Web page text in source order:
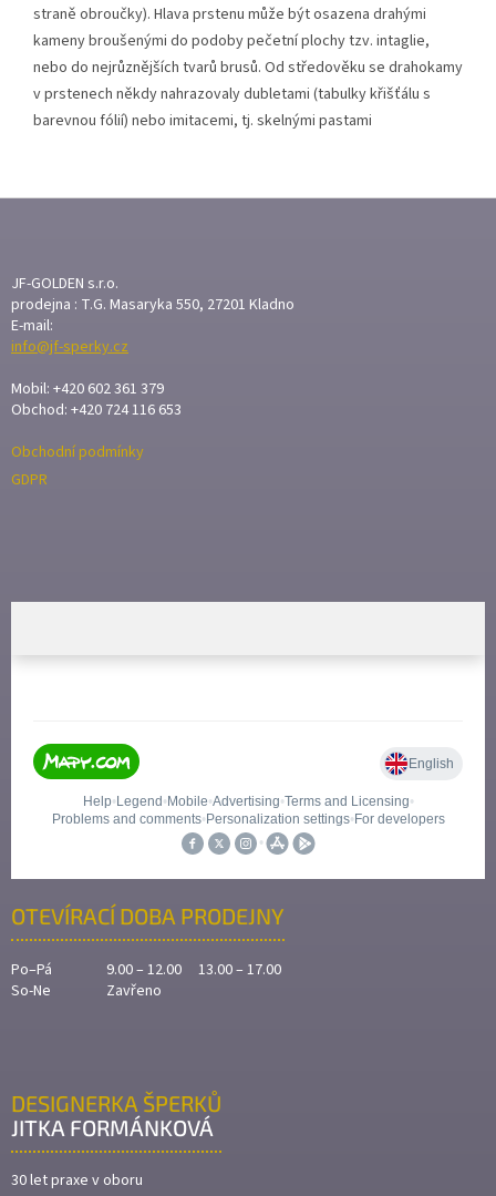
straně obroučky). Hlava prstenu může být osazena drahými
kameny broušenými do podoby pečetní plochy tzv. intaglie,
nebo do nejrůznějších tvarů brusů. Od středověku se drahokamy
v prstenech někdy nahrazovaly dubletami (tabulky křišťálu s
barevnou fólií) nebo imitacemi, tj. skelnými pastami
A
T
JF-GOLDEN s.r.o.
prodejna : T.G. Masaryka 550, 27201 Kladno
E-mail:
info@jf-sperky.cz
Mobil: +420 602 361 379
Obchod: +420 724 116 653
Obchodní podmínky
GDPR
OTEVÍRACÍ DOBA PRODEJNY
Po–Pá
9.00 – 12.00 13.00 – 17.00
So-Ne
Zavřeno
DESIGNERKA ŠPERKŮ
JITKA FORMÁNKOVÁ
30 let praxe v oboru